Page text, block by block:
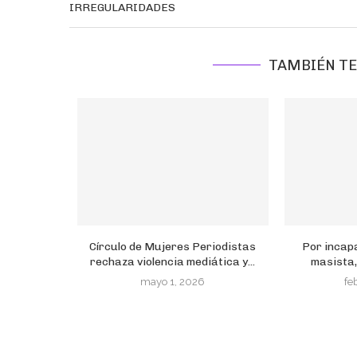
IRREGULARIDADES
TAMBIÉN
Círculo de Mujeres Periodistas
rechaza violencia mediática y...
mayo 1, 2026
Por